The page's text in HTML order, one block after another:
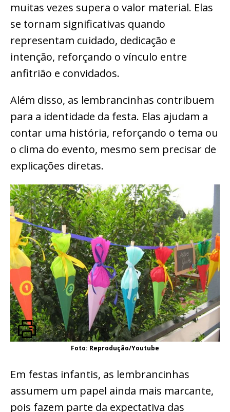
muitas vezes supera o valor material. Elas
se tornam significativas quando
representam cuidado, dedicação e
intenção, reforçando o vínculo entre
anfitrião e convidados.
Além disso, as lembrancinhas contribuem
para a identidade da festa. Elas ajudam a
contar uma história, reforçando o tema ou
o clima do evento, mesmo sem precisar de
explicações diretas.
Foto: Reprodução/Youtube
Em festas infantis, as lembrancinhas
assumem um papel ainda mais marcante,
pois fazem parte da expectativa das